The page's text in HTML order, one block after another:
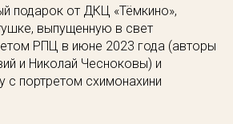
подарок от ДКЦ «Тёмкино»,
выпущенную в свет
РПЦ в июне 2023 года (авторы
и Николай Чесноковы) и
с портретом схимонахини